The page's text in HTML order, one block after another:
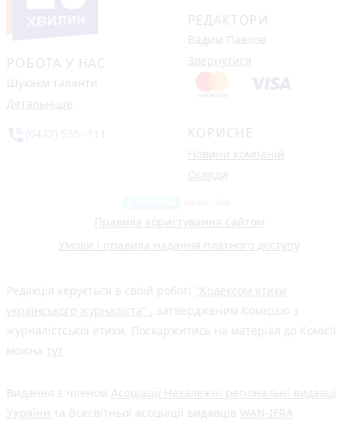
РОБОТА У НАС
Шукаєм таланти
Детальніше
РЕДАКТОРИ
Вадим Павлов
Звернутися
КОРИСНЕ
Новини компаній
Огляди
Правила користування сайтом
Умови і правила надання платного доступу
Редакція керується в своїй роботі "Кодексом етики
українського журналіста"
, затвердженим Комісією з
журналістської етики. Поскаржитись на матеріал до Комісії
можна тут
Видання є членом Асоціації Незалежні регіональні видавці
України та Всесвітньої асоціації видавців WAN-IFRA